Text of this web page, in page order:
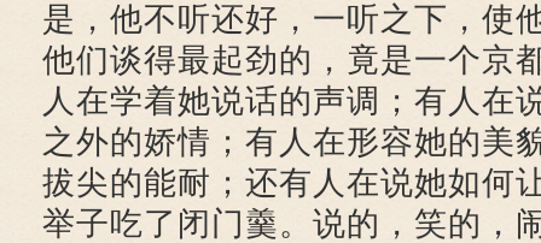
是，他不听还好，一听之下，使
他们谈得最起劲的，竟是一个京
人在学着她说话的声调；有人在
之外的娇情；有人在形容她的美
拔尖的能耐；还有人在说她如何
举子吃了闭门羹。说的，笑的，